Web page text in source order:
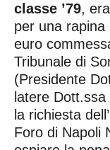
classe ’79,
per una rapina
euro
Tribunale di
(Presidente
latere
la richiesta
Foro di Napoli